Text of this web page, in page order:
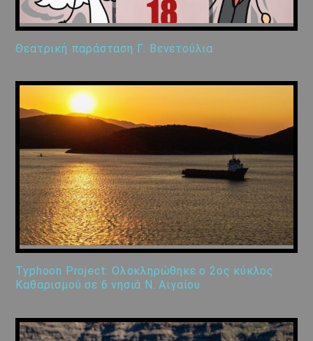
Θεατρική παράσταση Γ. Βενετούλια
Typhoon Project: Ολοκληρώθηκε ο 2ος κύκλος
Καθαρισμού σε 6 νησιά Ν. Αιγαίου